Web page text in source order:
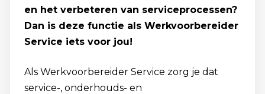
en het verbeteren van serviceprocessen?
Dan is deze functie als Werkvoorbereider
Service iets voor jou!
Als Werkvoorbereider Service zorg je dat
service-, onderhouds- en